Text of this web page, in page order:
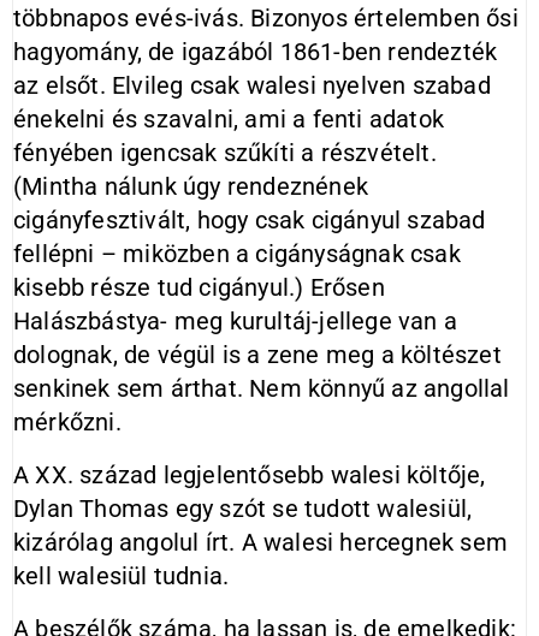
többnapos evés-ivás. Bizonyos értelemben ősi
hagyomány, de igazából 1861-ben rendezték
az elsőt. Elvileg csak walesi nyelven szabad
énekelni és szavalni, ami a fenti adatok
fényében igencsak szűkíti a részvételt.
(Mintha nálunk úgy rendeznének
cigányfesztivált, hogy csak cigányul szabad
fellépni – miközben a cigányságnak csak
kisebb része tud cigányul.) Erősen
Halászbástya- meg kurultáj-jellege van a
dolognak, de végül is a zene meg a költészet
senkinek sem árthat. Nem könnyű az angollal
mérkőzni.
A XX. század legjelentősebb walesi költője,
Dylan Thomas egy szót se tudott walesiül,
kizárólag angolul írt. A walesi hercegnek sem
kell walesiül tudnia.
A beszélők száma, ha lassan is, de emelkedik: